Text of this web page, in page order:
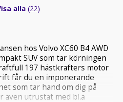
alla (22)
hos Volvo XC60 B4 AWD
SUV som tar körningen
197 hästkrafters motor
får du en imponerande
som tar hand om dig på
även utrustat med bl.a